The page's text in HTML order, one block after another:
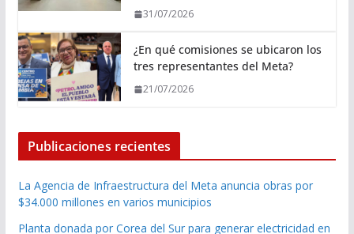
31/07/2026
¿En qué comisiones se ubicaron los
tres representantes del Meta?
21/07/2026
Publicaciones recientes
La Agencia de Infraestructura del Meta anuncia obras por
$34.000 millones en varios municipios
Planta donada por Corea del Sur para generar electricidad en